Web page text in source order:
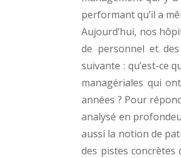
performant qu’il a
Aujourd’hui, nos
de personnel et
suivante : qu’est-ce
managériales qui
années ? Pour
analysé en
aussi la notion de
des pistes